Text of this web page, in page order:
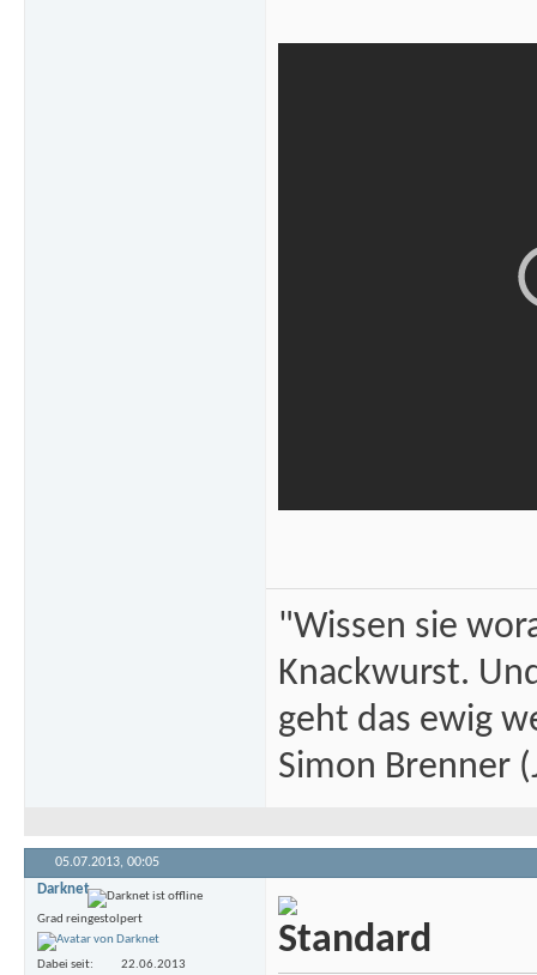
"Wissen sie
Knackwurst.
geht das ewig
Simon Brenner
05.07.2013, 00:05
Darknet
Grad reingestolpert
Dabei seit
22.06.2013